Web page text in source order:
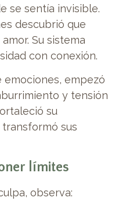
se sentía invisible.
descubrió que
Su sistema
con conexión.
emociones, empezó
y tensión
su
sus
límites
observa: